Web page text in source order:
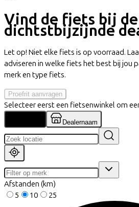
Vind de fiets bij de
dichtstbijzijnde
Let op! Niet elke fiets is op voorraad.
adviseren in welke fiets het best bij jou
merk en type fiets.
Proefrit aanvragen
Selecteer eerst een fietsenwinkel om
Dealernaam
Afstanden (km)
5
10 25